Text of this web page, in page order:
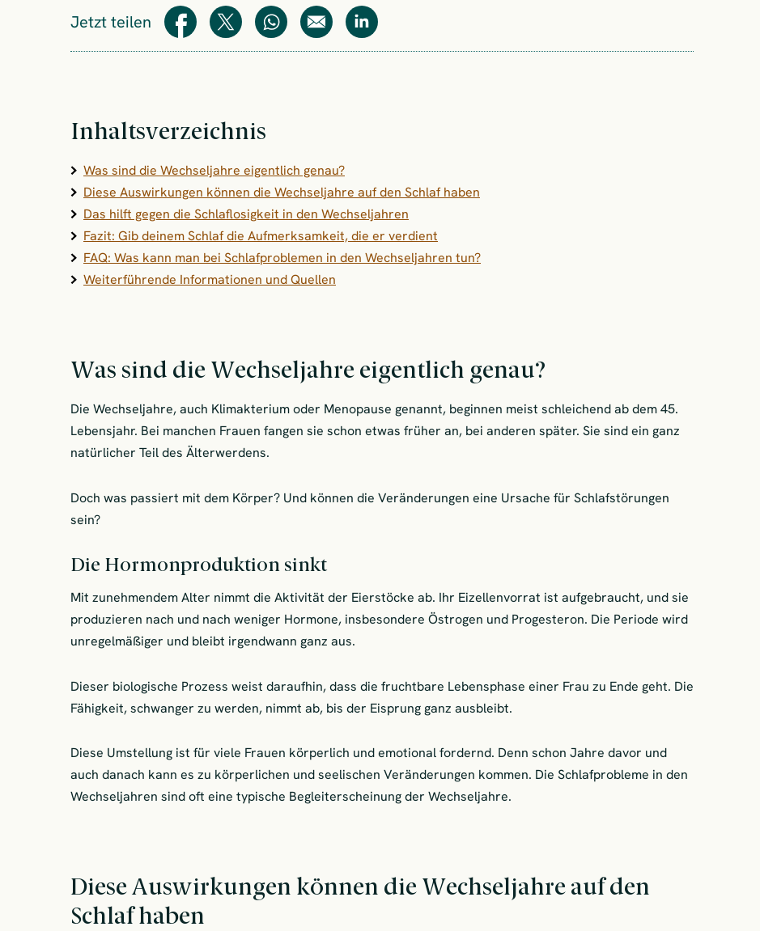
Jetzt teilen Teilen Teilen WhatsAppE-Mail Teilen
Inhaltsverzeichnis
Was sind die Wechseljahre eigentlich genau?
Diese Auswirkungen können die Wechseljahre auf den Schlaf haben
Das hilft gegen die Schlaflosigkeit in den Wechseljahren
Fazit: Gib deinem Schlaf die Aufmerksamkeit, die er verdient
FAQ: Was kann man bei Schlafproblemen in den Wechseljahren tun?
Weiterführende Informationen und Quellen
Was sind die Wechseljahre eigentlich genau?
Die Wechseljahre, auch Klimakterium oder Menopause genannt, beginnen meist schleichend ab dem 45.
Lebensjahr. Bei manchen Frauen fangen sie schon etwas früher an, bei anderen später. Sie sind ein ganz
natürlicher Teil des Älterwerdens.
Doch was passiert mit dem Körper? Und können die Veränderungen eine Ursache für Schlafstörungen
sein?
Die Hormonproduktion sinkt
Mit zunehmendem Alter nimmt die Aktivität der Eierstöcke ab. Ihr Eizellenvorrat ist aufgebraucht, und sie
produzieren nach und nach weniger Hormone, insbesondere Östrogen und Progesteron. Die Periode wird
unregelmäßiger und bleibt irgendwann ganz aus.
Dieser biologische Prozess weist daraufhin, dass die fruchtbare Lebensphase einer Frau zu Ende geht. Die
Fähigkeit, schwanger zu werden, nimmt ab, bis der Eisprung ganz ausbleibt.
Diese Umstellung ist für viele Frauen körperlich und emotional fordernd. Denn schon Jahre davor und
auch danach kann es zu körperlichen und seelischen Veränderungen kommen. Die Schlafprobleme in den
Wechseljahren sind oft eine typische Begleiterscheinung der Wechseljahre.
Diese Auswirkungen können die Wechseljahre auf den
Schlaf haben